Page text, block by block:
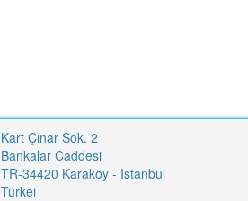
Kart Çınar Sok. 2
Bankalar Caddesi
TR-34420 Karaköy - Istanbul
Türkei